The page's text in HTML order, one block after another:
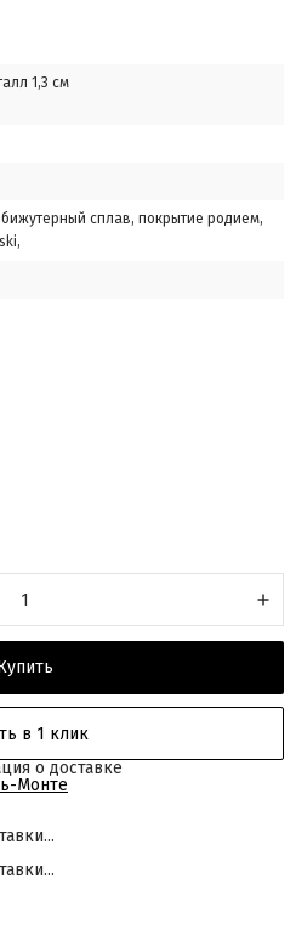
1,3 см
сплав, покрытие родием,
в 1 клик
о доставке
Монте